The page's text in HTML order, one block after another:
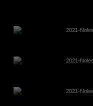
2021-
2021-
2021-